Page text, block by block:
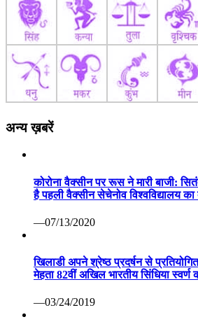
अन्य ख़बरें
कोरोना वैक्सीन पर रूस ने मारी बाजी:
है पहली वैक्सीन सेचेनोव विश्वविद्यालय
—07/13/2020
खिलाडी अपने श्रेष्ठ प्रदर्षन से
मेहता 82वीं अखिल भारतीय सिंधिया स्वर्ण
—03/24/2019